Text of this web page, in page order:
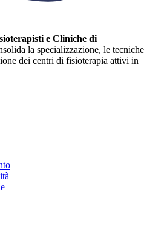
e Cliniche di
la specializzazione, le tecniche
dei centri di fisioterapia attivi in